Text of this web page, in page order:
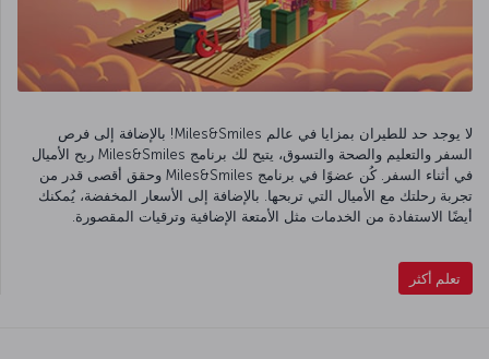
لا يوجد حد للطيران بمزايا في عالم Miles&Smiles! بالإضافة إلى فرص
السفر والتعليم والصحة والتسوق، يتيح لك برنامج Miles&Smiles ربح الأميال
في أثناء السفر. كُن عضوًا في برنامج Miles&Smiles وحقق أقصى قدر من
تجربة رحلتك مع الأميال التي تربحها. بالإضافة إلى الأسعار المخفضة، يُمكنك
أيضًا الاستفادة من الخدمات مثل الأمتعة الإضافية وترقيات المقصورة.
تعلم أكثر